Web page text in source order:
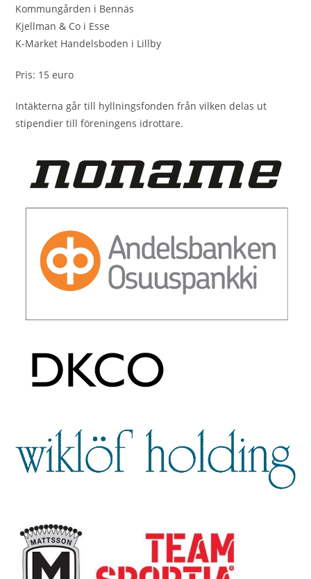
Kommungården i Bennäs
Kjellman & Co i Esse
K-Market Handelsboden i Lillby
Pris: 15 euro
Intäkterna går till hyllningsfonden från vilken delas ut
stipendier till föreningens idrottare.